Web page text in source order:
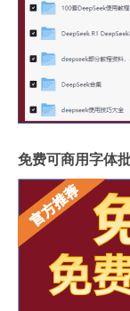
免费可商用字体